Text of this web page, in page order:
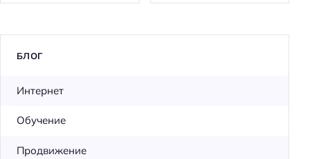
БЛОГ
Интернет
Обучение
Продвижение